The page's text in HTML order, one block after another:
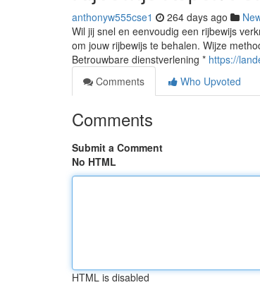
anthonyw555cse1 264 days ago
Wil jij snel en eenvoudig een rijbewijs
om jouw rijbewijs te behalen. Wijze
Betrouwbare dienstverlening * https://
Comments
Who Upvoted
Comments
Submit a Comment
No HTML
HTML is disabled